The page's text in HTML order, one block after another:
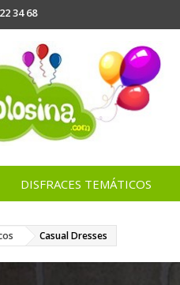
34 68
DISFRACES TEMÁTICOS
Casual Dresses